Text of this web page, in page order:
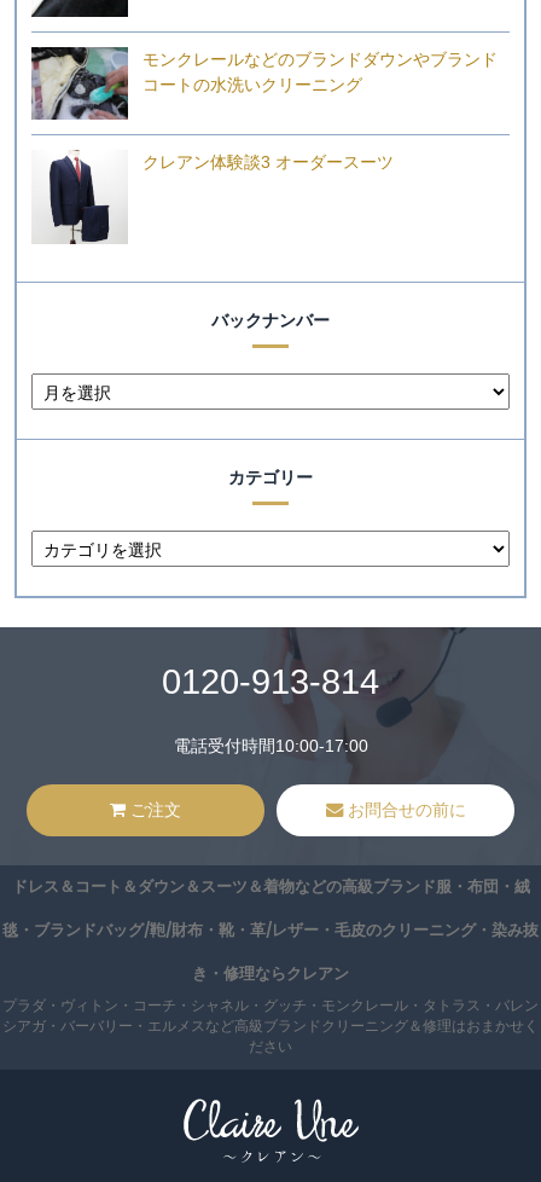
モンクレールなどのブランドダウンやブランド
コートの水洗いクリーニング
クレアン体験談3 オーダースーツ
バックナンバー
カテゴリー
0120-913-814
電話受付時間10:00-17:00
ご注文 お問合せの前に
ドレス＆コート＆ダウン＆スーツ＆着物などの高級ブランド服・布団・絨
毯・ブランドバッグ/鞄/財布・靴・革/レザー・毛皮のクリーニング・染み抜
き・修理ならクレアン
プラダ・ヴィトン・コーチ・シャネル・グッチ・モンクレール・タトラス・バレン
シアガ・バーバリー・エルメスなど高級ブランドクリーニング＆修理はおまかせく
ださい